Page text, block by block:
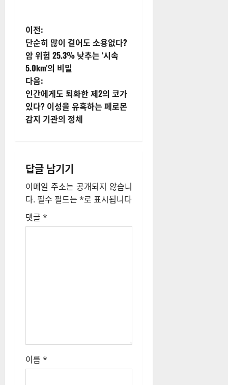
게
시
물
내
비
이
션
이전:
단순히 많이 걸어도 소용없다?
암 위험 25.3% 낮추는 ‘시속
5.0km’의 비밀
다음:
인간에게도 퇴화한 제2의 코가
있다? 이성을 유혹하는 페로몬
감지 기관의 정체
답글 남기기
이메일 주소는 공개되지 않습니
다. 필수 필드는 *로 표시됩니다
댓글 *
이름 *